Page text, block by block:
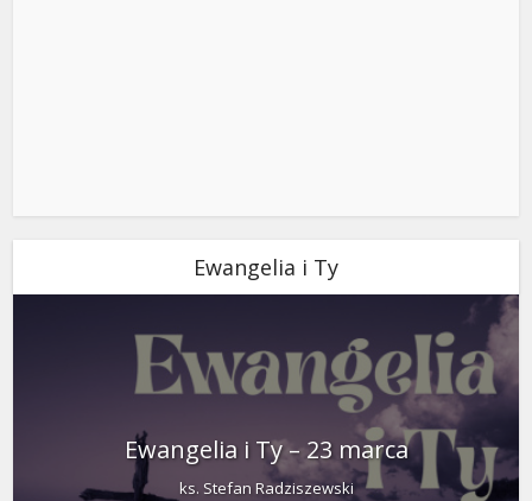
Ewangelia i Ty
Ewangelia i Ty – 23 marca
ks. Stefan Radziszewski